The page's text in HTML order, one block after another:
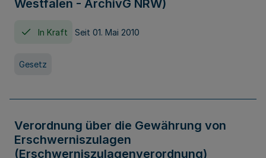
Westfalen - ArchivG NRW)
In Kraft Seit 01. Mai 2010
Gesetz
Verordnung über die Gewährung von
Erschwerniszulagen
(Erschwerniszulagenverordnung)